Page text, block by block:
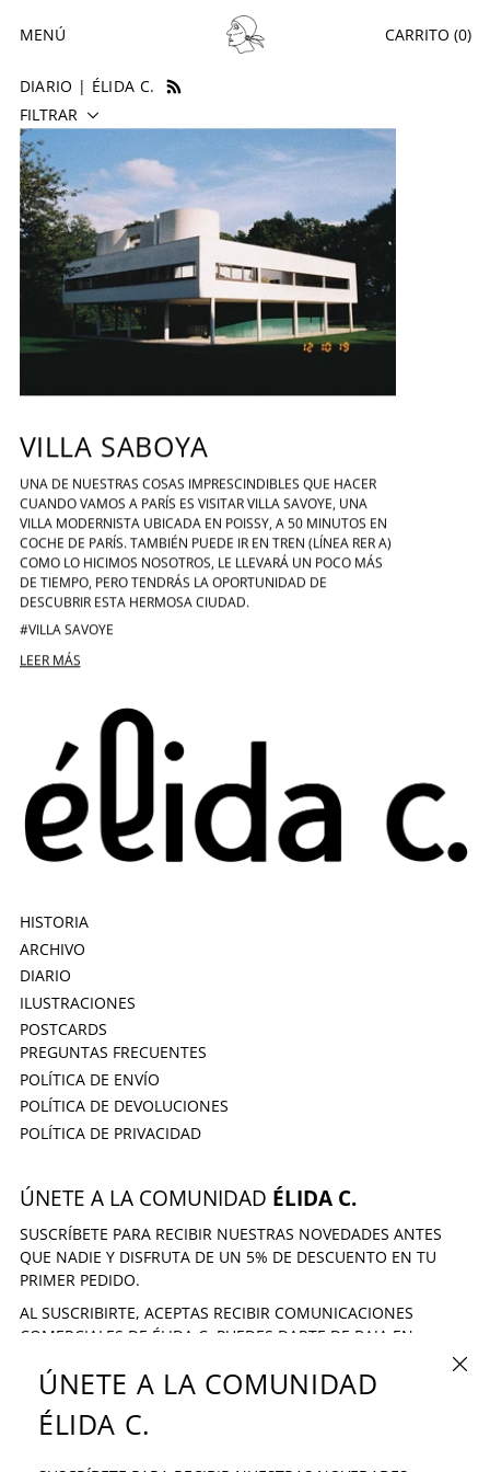
MENÚ CARRITO (0)
DIARIO | ÉLIDA C.
FILTRAR
VILLA SABOYA
VILLA SABOYA
UNA DE NUESTRAS COSAS IMPRESCINDIBLES QUE HACER
CUANDO VAMOS A PARÍS ES VISITAR VILLA SAVOYE, UNA
VILLA MODERNISTA UBICADA EN POISSY, A 50 MINUTOS EN
COCHE DE PARÍS. TAMBIÉN PUEDE IR EN TREN (LÍNEA RER A)
COMO LO HICIMOS NOSOTROS, LE LLEVARÁ UN POCO MÁS
DE TIEMPO, PERO TENDRÁS LA OPORTUNIDAD DE
DESCUBRIR ESTA HERMOSA CIUDAD.
#VILLA SAVOYE
LEER MÁS
HISTORIA
ARCHIVO
DIARIO
ILUSTRACIONES
POSTCARDS
PREGUNTAS FRECUENTES
POLÍTICA DE ENVÍO
POLÍTICA DE DEVOLUCIONES
POLÍTICA DE PRIVACIDAD
ÚNETE A LA COMUNIDAD ÉLIDA C.
SUSCRÍBETE PARA RECIBIR NUESTRAS NOVEDADES ANTES
QUE NADIE Y DISFRUTA DE UN 5% DE DESCUENTO EN TU
PRIMER PEDIDO.
AL SUSCRIBIRTE, ACEPTAS RECIBIR COMUNICACIONES
COMERCIALES DE ÉLIDA C. PUEDES DARTE DE BAJA EN
DIRECCIÓN DE CORREO ELECTRÓNICO
ÚNETE A LA COMUNIDAD
ÉLIDA C.